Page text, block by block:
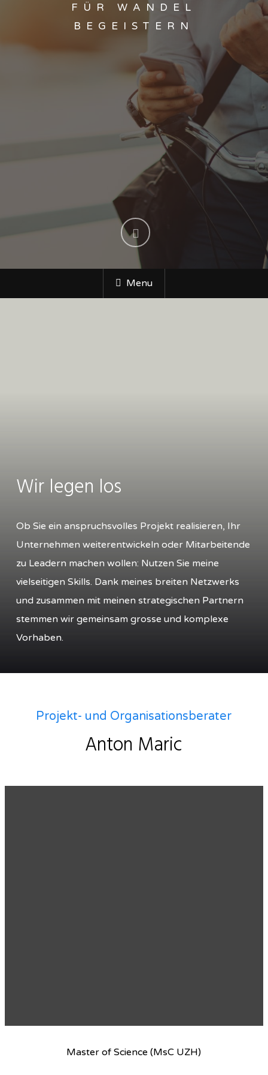
FÜR WANDEL
BEGEISTERN
Menu
Wir legen los
Ob Sie ein anspruchsvolles Projekt realisieren, Ihr
Unternehmen weiterentwickeln oder Mitarbeitende
zu Leadern machen wollen: Nutzen Sie meine
vielseitigen Skills. Dank meines breiten Netzwerks
und zusammen mit meinen strategischen Partnern
stemmen wir gemeinsam grosse und komplexe
Vorhaben.
Projekt- und Organisationsberater
Anton Maric
Master of Science (MsC UZH)